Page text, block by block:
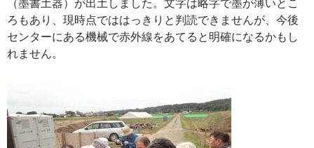
ろもあり、現時点でははっきりと判読できませんが、今後
センターにある機械で赤外線をあてると明確になるかもし
れません。